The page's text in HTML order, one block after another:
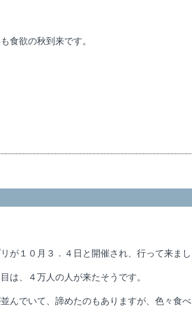
食欲の秋到来です。
が１０月３．４日と開催され、行って来ま
は、４万人の人が来たそうです。
んでいて、諦めたのもありますが、色々食